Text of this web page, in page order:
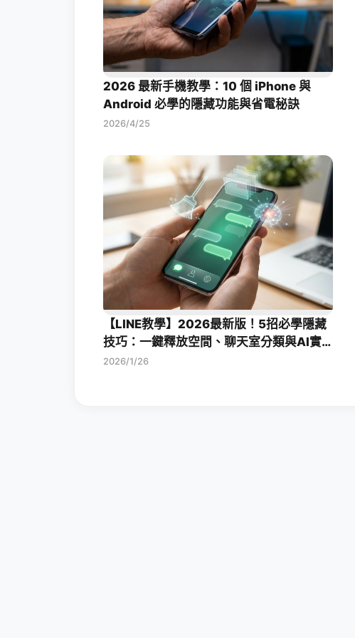
2026 最新手機教學：10 個 iPhone 與
Android 必學的隱藏功能與省電秘訣
2026/4/25
【LINE教學】2026最新版！5招必學隱藏
技巧：一鍵釋放空間、聊天室分類與AI實
用功能
2026/1/26